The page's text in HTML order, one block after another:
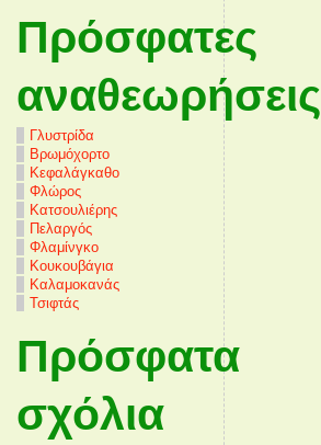
Πρόσφατες
αναθεωρήσεις
Γλυστρίδα
Βρωμόχορτο
Κεφαλάγκαθο
Φλώρος
Κατσουλιέρης
Πελαργός
Φλαμίνγκο
Κουκουβάγια
Καλαμοκανάς
Τσιφτάς
Πρόσφατα
σχόλια